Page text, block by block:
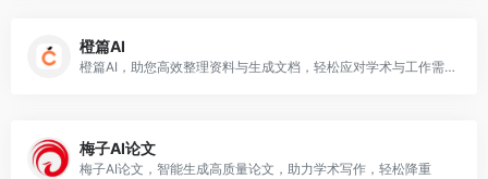
橙篇AI
橙篇AI，助您高效整理资料与生成文档，轻松应对学术与工作需求
梅子AI论文
梅子AI论文，智能生成高质量论文，助力学术写作，轻松降重